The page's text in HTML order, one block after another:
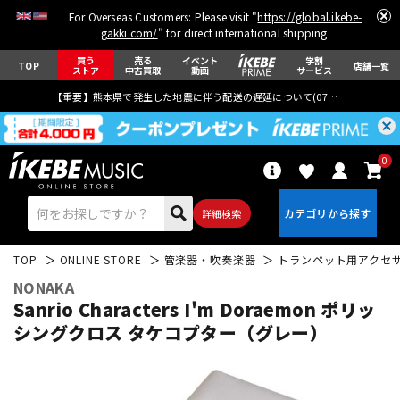
For Overseas Customers: Please visit "https://global.ikebe-
gakki.com/" for direct international shipping.
TOP 買う
ストア
売る
中古買取
イベント
動画
学割
サービス 店舗一覧
【重要】熊本県で発生した地震に伴う配送の遅延について(07月29日
詳細検索
0
TOP ONLINE STORE 管楽器・吹奏楽器 トランペット用アクセ
NONAKA
Sanrio Characters I'm Doraemon ポリッ
シングクロス タケコプター（グレー）